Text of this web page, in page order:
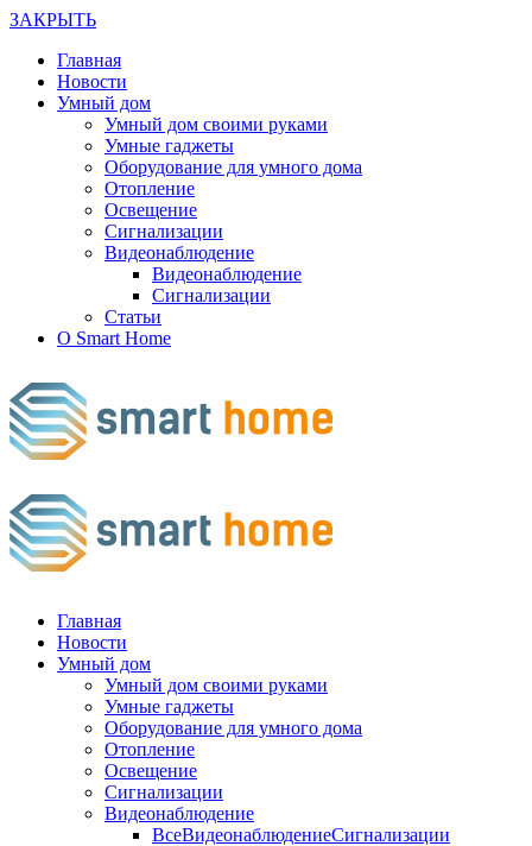
ЗАКРЫТЬ
Главная
Новости
Умный дом
Умный дом своими руками
Умные гаджеты
Оборудование для умного дома
Отопление
Освещение
Сигнализации
Видеонаблюдение
Видеонаблюдение
Сигнализации
Статьи
О Smart Home
Главная
Новости
Умный дом
Умный дом своими руками
Умные гаджеты
Оборудование для умного дома
Отопление
Освещение
Сигнализации
Видеонаблюдение
ВсеВидеонаблюдениеСигнализации